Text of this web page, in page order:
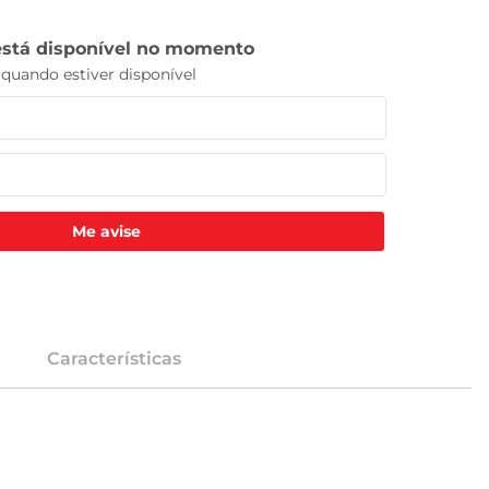
Me avise
Características